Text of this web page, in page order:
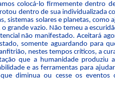
colocá-lo firmemente dentro
dentro de sua individualizada
sistemas solares e planetas,
grande vazio. Não temeu a
não manifestado. Aceitará
somente aguardando para
nestes tempos críticos, a
que a humanidade produziu
e as ferramentas para
diminua ou cesse os eventos